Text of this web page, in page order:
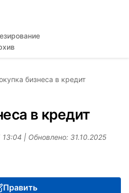
бизнеса в кредит
в кредит
| Обновлено: 31.10.2025
Править